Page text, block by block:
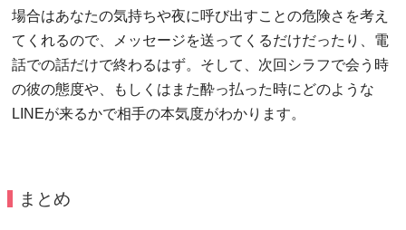
場合はあなたの気持ちや夜に呼び出すことの危険さを考え
てくれるので、メッセージを送ってくるだけだったり、電
話での話だけで終わるはず。そして、次回シラフで会う時
の彼の態度や、もしくはまた酔っ払った時にどのような
LINEが来るかで相手の本気度がわかります。
まとめ